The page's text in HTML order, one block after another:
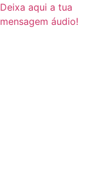
Deixa aqui a tua
mensagem áudio!